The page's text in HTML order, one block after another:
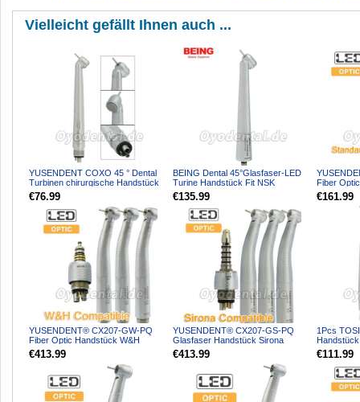
Vielleicht gefällt Ihnen auch ...
YUSENDENT COXO 45 ° Dental
Turbinen chirurgische Handstück
4 Löcher
€76.99
BEING Dental 45°Glasfaser-LED
Turine Handstück Fit NSK
Phatelus Machlite
€135.99
Fiber
W & H
€161.99
YUSENDENT® CX207-GW-PQ
Fiber Optic Handstück W&H
Kompatibel (Mit Koppler x1 + Oh...
€413.99
YUSENDENT® CX207-GS-PQ
Glasfaser Handstück Sirona
Kompatibel (Mit Koppler x1 + O...
€413.99
1Pcs
LED E-
€111.99